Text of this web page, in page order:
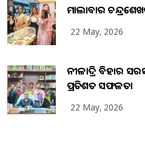
ମାଲାବାର
22 May, 2026
ନୀଳାଦ୍ରି ବିହାର
ପ୍ରତିଶତ ସଫଳତା
22 May, 2026